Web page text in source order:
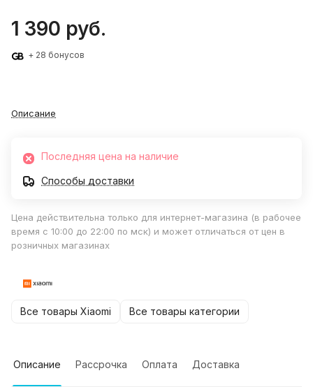
1 390 руб.
+ 28 бонусов
Описание
Последняя цена на наличие
Способы доставки
Цена действительна только для интернет-магазина (в рабочее
время с 10:00 до 22:00 по мск) и может отличаться от цен в
розничных магазинах
Все товары Xiaomi Все товары категории
Описание Рассрочка Оплата Доставка